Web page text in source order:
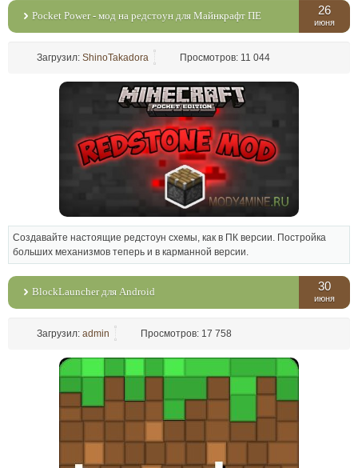
Pocket Power - мод на редстоун для Майнкрафт ПЕ 26
июня
Загрузил: ShinoTakadora Просмотров: 11 044
Создавайте настоящие редстоун схемы, как в ПК версии. Постройка
больших механизмов теперь и в карманной версии.
BlockLauncher для Android 30
июня
Загрузил: admin Просмотров: 17 758